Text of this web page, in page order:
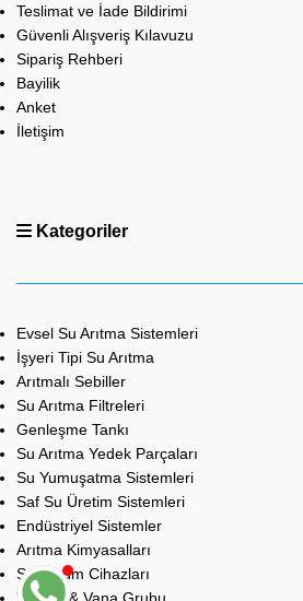
Teslimat ve İade Bildirimi
Güvenli Alışveriş Kılavuzu
Sipariş Rehberi
Bayilik
Anket
İletişim
Kategoriler
Evsel Su Arıtma Sistemleri
İşyeri Tipi Su Arıtma
Arıtmalı Sebiller
Su Arıtma Filtreleri
Genleşme Tankı
Su Arıtma Yedek Parçaları
Su Yumuşatma Sistemleri
Saf Su Üretim Sistemleri
Endüstriyel Sistemler
Arıtma Kimyasalları
Su Ölçüm Cihazları
Tesisat & Vana Grubu